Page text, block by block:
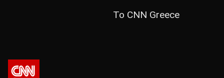
Το CNN Greece